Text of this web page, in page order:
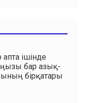
апта ішінде
бар азық-
бірқатары